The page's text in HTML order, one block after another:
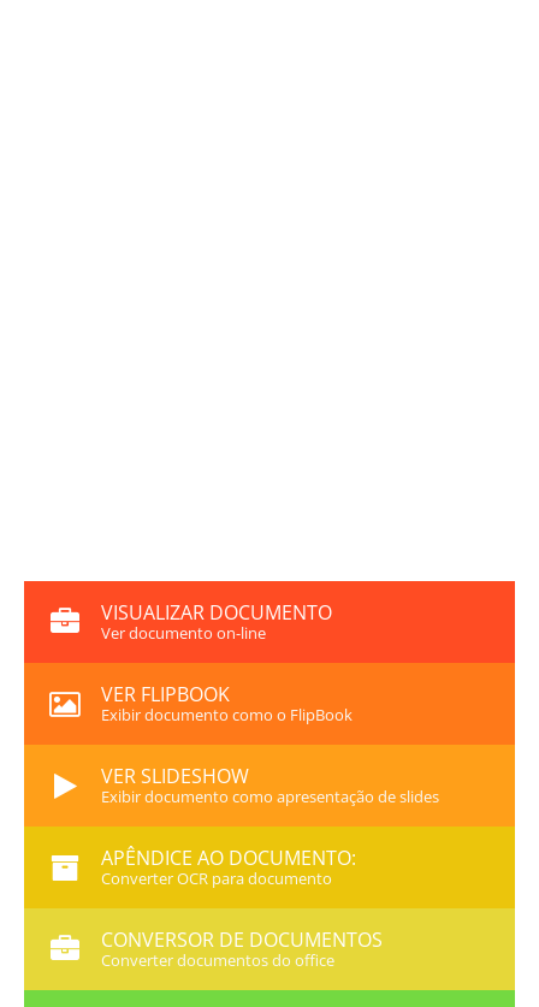
VISUALIZAR DOCUMENTO
Ver documento on-line
VER FLIPBOOK
Exibir documento como o FlipBook
VER SLIDESHOW
Exibir documento como apresentação de slides
APÊNDICE AO DOCUMENTO:
Converter OCR para documento
CONVERSOR DE DOCUMENTOS
Converter documentos do office